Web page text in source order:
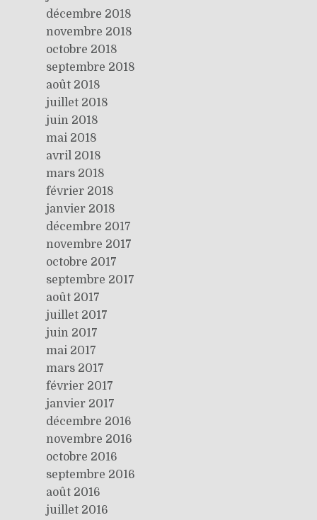
décembre 2018
novembre 2018
octobre 2018
septembre 2018
août 2018
juillet 2018
juin 2018
mai 2018
avril 2018
mars 2018
février 2018
janvier 2018
décembre 2017
novembre 2017
octobre 2017
septembre 2017
août 2017
juillet 2017
juin 2017
mai 2017
mars 2017
février 2017
janvier 2017
décembre 2016
novembre 2016
octobre 2016
septembre 2016
août 2016
juillet 2016